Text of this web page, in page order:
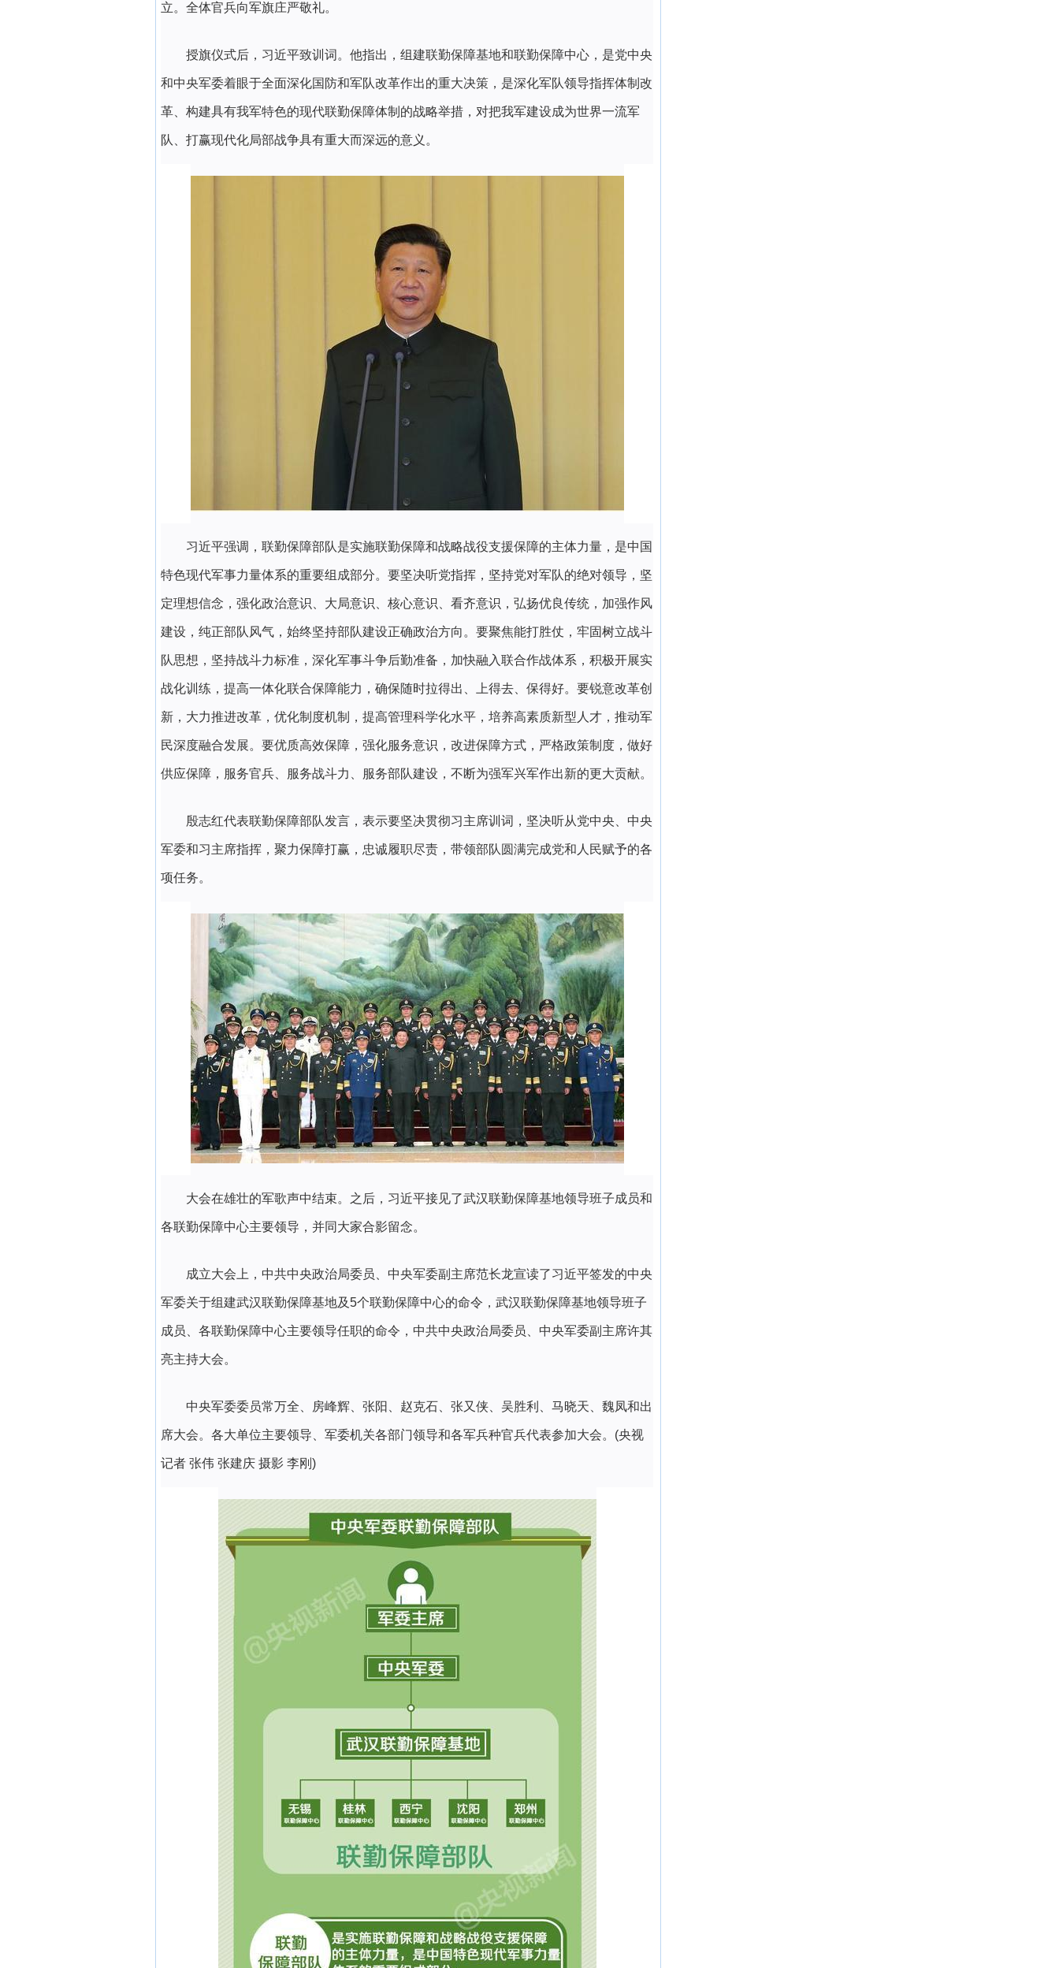
立。全体官兵向军旗庄严敬礼。
授旗仪式后，习近平致训词。他指出，组建联勤保障基地和联勤保障中心，是党中央
和中央军委着眼于全面深化国防和军队改革作出的重大决策，是深化军队领导指挥体制改
革、构建具有我军特色的现代联勤保障体制的战略举措，对把我军建设成为世界一流军
队、打赢现代化局部战争具有重大而深远的意义。
习近平强调，联勤保障部队是实施联勤保障和战略战役支援保障的主体力量，是中国
特色现代军事力量体系的重要组成部分。要坚决听党指挥，坚持党对军队的绝对领导，坚
定理想信念，强化政治意识、大局意识、核心意识、看齐意识，弘扬优良传统，加强作风
建设，纯正部队风气，始终坚持部队建设正确政治方向。要聚焦能打胜仗，牢固树立战斗
队思想，坚持战斗力标准，深化军事斗争后勤准备，加快融入联合作战体系，积极开展实
战化训练，提高一体化联合保障能力，确保随时拉得出、上得去、保得好。要锐意改革创
新，大力推进改革，优化制度机制，提高管理科学化水平，培养高素质新型人才，推动军
民深度融合发展。要优质高效保障，强化服务意识，改进保障方式，严格政策制度，做好
供应保障，服务官兵、服务战斗力、服务部队建设，不断为强军兴军作出新的更大贡献。
殷志红代表联勤保障部队发言，表示要坚决贯彻习主席训词，坚决听从党中央、中央
军委和习主席指挥，聚力保障打赢，忠诚履职尽责，带领部队圆满完成党和人民赋予的各
项任务。
大会在雄壮的军歌声中结束。之后，习近平接见了武汉联勤保障基地领导班子成员和
各联勤保障中心主要领导，并同大家合影留念。
成立大会上，中共中央政治局委员、中央军委副主席范长龙宣读了习近平签发的中央
军委关于组建武汉联勤保障基地及5个联勤保障中心的命令，武汉联勤保障基地领导班子
成员、各联勤保障中心主要领导任职的命令，中共中央政治局委员、中央军委副主席许其
亮主持大会。
中央军委委员常万全、房峰辉、张阳、赵克石、张又侠、吴胜利、马晓天、魏凤和出
席大会。各大单位主要领导、军委机关各部门领导和各军兵种官兵代表参加大会。(央视
记者 张伟 张建庆 摄影 李刚)